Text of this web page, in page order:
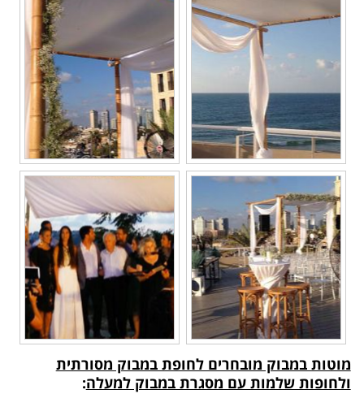
מוטות במבוק מובחרים לחופת במבוק מסורתית
ולחופות שלמות עם מסגרת במבוק למעלה: